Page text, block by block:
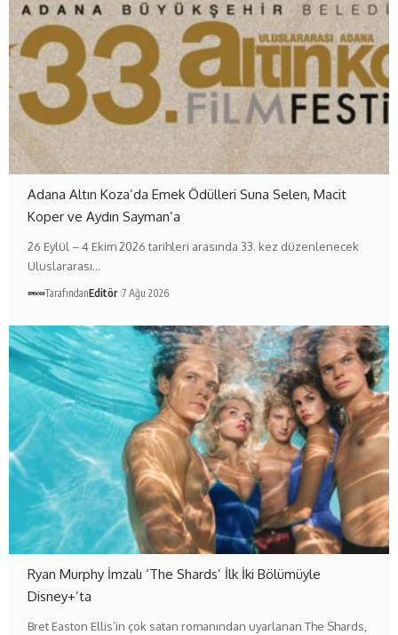
Adana Altın Koza’da Emek Ödülleri Suna Selen, Macit
Koper ve Aydın Sayman’a
26 Eylül – 4 Ekim 2026 tarihleri arasında 33. kez düzenlenecek
Uluslararası…
TarafındanEditör 7 Ağu 2026
Ryan Murphy İmzalı ‘The Shards’ İlk İki Bölümüyle
Disney+’ta
Bret Easton Ellis’in çok satan romanından uyarlanan The Shards,